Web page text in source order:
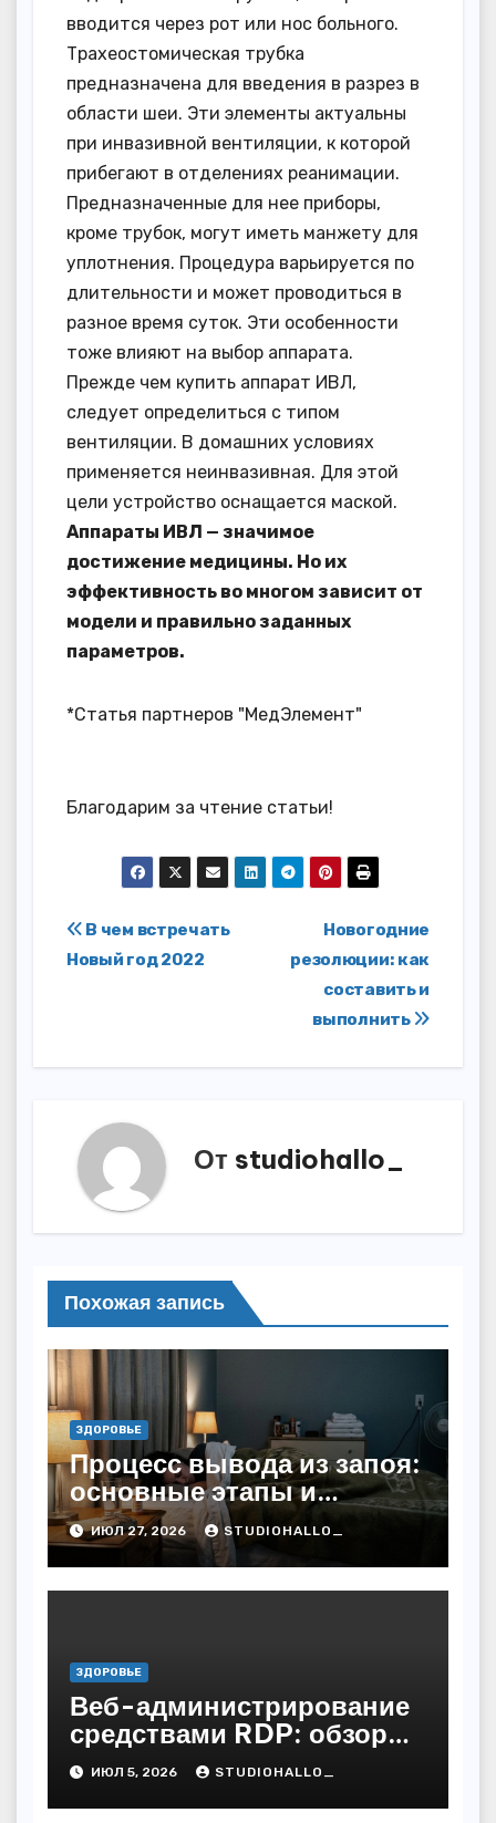
вводится через рот или нос больного.
Трахеостомическая трубка
предназначена для введения в разрез в
области шеи. Эти элементы актуальны
при инвазивной вентиляции, к которой
прибегают в отделениях реанимации.
Предназначенные для нее приборы,
кроме трубок, могут иметь манжету для
уплотнения. Процедура варьируется по
длительности и может проводиться в
разное время суток. Эти особенности
тоже влияют на выбор аппарата.
Прежде чем купить аппарат ИВЛ,
следует определиться с типом
вентиляции. В домашних условиях
применяется неинвазивная. Для этой
цели устройство оснащается маской.
Аппараты ИВЛ — значимое
достижение медицины. Но их
эффективность во многом зависит от
модели и правильно заданных
параметров.
*Статья партнеров "МедЭлемент"
Благодарим за чтение статьи!
Навигация
Новогодние
резолюции: как
составить и
выполнить
В чем встречать
Новый год 2022
От studiohallo_
Похожая запись
ЗДОРОВЬЕ
Процесс вывода из запоя:
основные этапы и
методы
ИЮЛ 27, 2026 STUDIOHALLO_
ЗДОРОВЬЕ
Веб-администрирование
средствами RDP: обзор
технических решений
ИЮЛ 5, 2026 STUDIOHALLO_